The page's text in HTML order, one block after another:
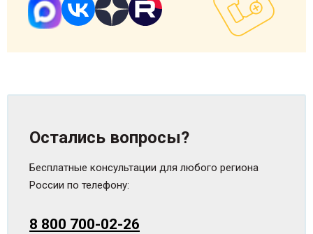
Остались вопросы?
Бесплатные консультации для любого региона
России по телефону:
8 800 700-02-26